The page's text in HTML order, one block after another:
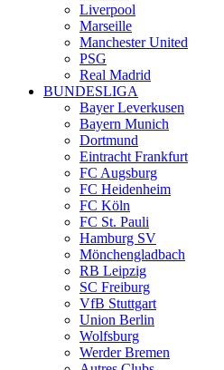
Liverpool
Marseille
Manchester United
PSG
Real Madrid
BUNDESLIGA
Bayer Leverkusen
Bayern Munich
Dortmund
Eintracht Frankfurt
FC Augsburg
FC Heidenheim
FC Köln
FC St. Pauli
Hamburg SV
Mönchengladbach
RB Leipzig
SC Freiburg
VfB Stuttgart
Union Berlin
Wolfsburg
Werder Bremen